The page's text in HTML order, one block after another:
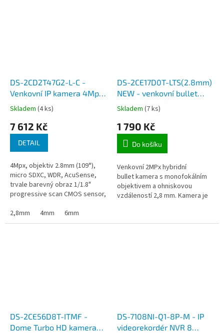
DS-2CD2T47G2-L-C -
Venkovní IP kamera 4Mpx,
objektiv 2,8, 4 a 6mm, IR
do 60m, micro SDXC,
WDR, AcuSense,
Skladem (4 ks)
7 612 Kč
DETAIL
4Mpx, objektiv 2.8mm (109°),
micro SDXC, WDR, AcuSense,
trvale barevný obraz 1/1.8"
progressive scan CMOS sensor,
Den/Noc kamera s bílým
přísvitem,...
2,8mm 4mm 6mm
DS-2CE17D0T-LTS(2.8mm)
NEW - venkovní bullet
Turbo HD kamera,
rozlišení 2 megapixely,
objektiv 2.8mm, bílý/IR
reproduktor/mikrofon
Skladem (7 ks)
1 790 Kč
Do košíku
Venkovní 2MPx hybridní
bullet kamera s monofokálním
objektivem a ohniskovou
vzdáleností 2,8 mm. Kamera je
DS-2CE56D8T-ITMF -
Dome Turbo HD kamera
DS-7108NI-Q1-8P-M - IP
videorekordér NVR 8